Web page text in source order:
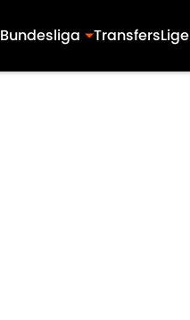
Bundesliga Transfers